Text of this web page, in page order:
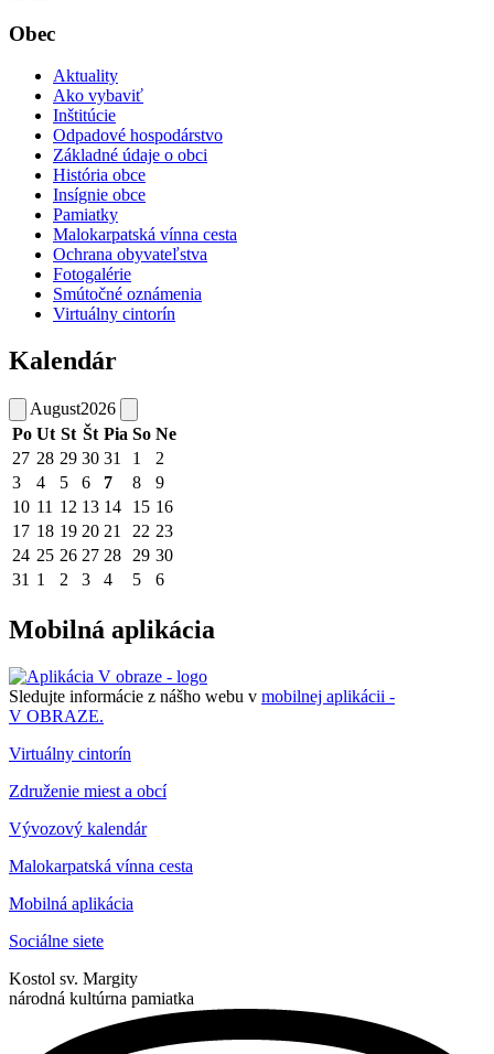
Obec
Aktuality
Ako vybaviť
Inštitúcie
Odpadové hospodárstvo
Základné údaje o obci
História obce
Insígnie obce
Pamiatky
Malokarpatská vínna cesta
Ochrana obyvateľstva
Fotogalérie
Smútočné oznámenia
Virtuálny cintorín
Kalendár
August2026
Po Ut St Št Pia So Ne
27 28 29 30 31 1
2
3
4 5 6 7 8
9
10 11 12 13 14 15 16
17 18 19 20 21 22 23
24 25 26 27 28 29 30
31 1 2 3 4 5 6
Mobilná aplikácia
Sledujte informácie z nášho webu v mobilnej aplikácii -
V OBRAZE.
Virtuálny cintorín
Združenie miest a obcí
Vývozový kalendár
Malokarpatská vínna cesta
Mobilná aplikácia
Sociálne siete
Kostol sv. Margity
národná kultúrna pamiatka